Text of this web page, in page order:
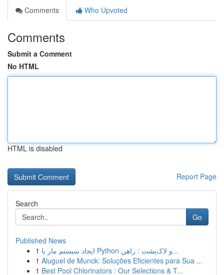
Comments
Who Upvoted
Comments
Submit a Comment
No HTML
HTML is disabled
Report Page
Search
Go
Published News
1
ایجاد سیستم مار با Python و لاک‌پشت : راهن...
1 Aluguel de Munck: Soluções Eficientes para Sua ...
1 Best Pool Chlorinators : Our Selections & T...